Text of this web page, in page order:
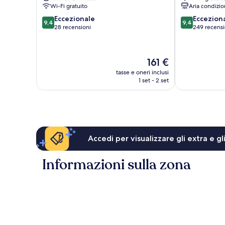
Wi-Fi gratuito
9.4
su
9,4 Eccezionale
28 recensioni
Il
prezzo
attuale
161 €
tasse e oneri inclusi
1 set - 2 set
Aria
9.4
su
9,4
249
Accedi per visualizzare gli extra e
Informazioni sulla zona